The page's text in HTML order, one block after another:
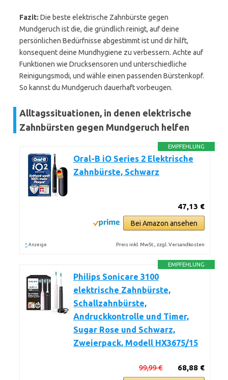
Fazit: Die beste elektrische Zahnbürste gegen
Mundgeruch ist die, die gründlich reinigt, auf deine
persönlichen Bedürfnisse abgestimmt ist und dir hilft,
konsequent deine Mundhygiene zu verbessern. Achte auf
Funktionen wie Drucksensoren und unterschiedliche
Reinigungsmodi, und wähle einen passenden Bürstenkopf.
So kannst du Mundgeruch dauerhaft vorbeugen.
Alltagssituationen, in denen elektrische
Zahnbürsten gegen Mundgeruch helfen
EMPFEHLUNG
Oral-B iO Series 2 Elektrische
Zahnbürste, Schwarz
47,13 €
Bei Amazon ansehen
* Anzeige Preis inkl. MwSt., zzgl. Versandkosten
EMPFEHLUNG
Philips Sonicare 3100
elektrische Zahnbürste,
Schallzahnbürste,
Andruckkontrolle und Timer,
Sugar Rose und Schwarz,
Zweierpack, Modell HX3675/15
68,88 €
99,99 €